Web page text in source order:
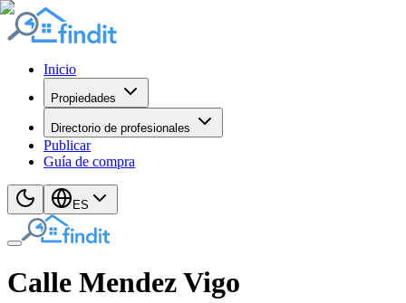
Inicio
Propiedades
Directorio de profesionales
Publicar
Guía de compra
ES
Calle Mendez Vigo